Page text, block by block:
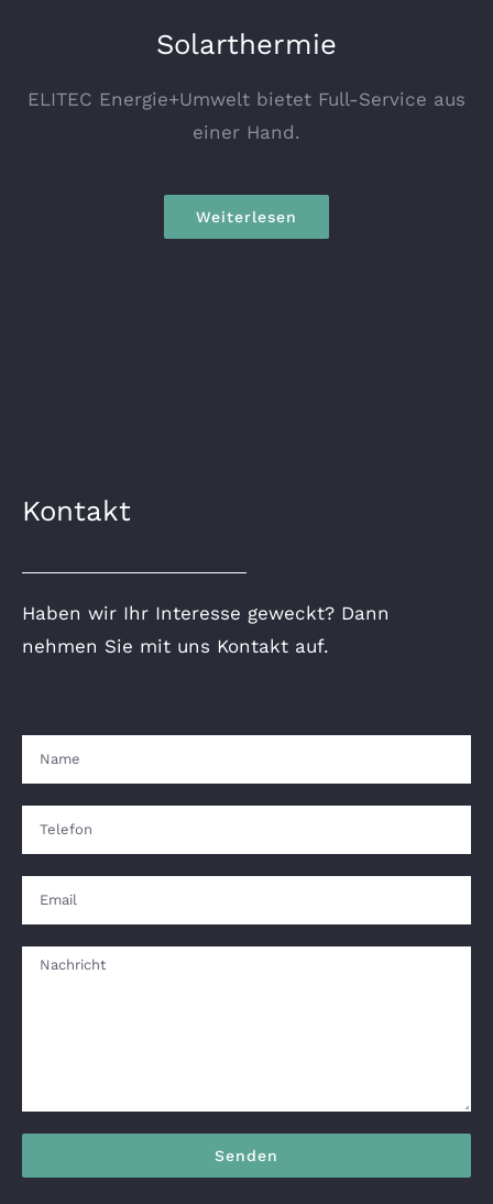
Solarthermie
ELITEC Energie+Umwelt bietet Full-Service aus
einer Hand.
Weiterlesen
Kontakt
Haben wir Ihr Interesse geweckt? Dann
nehmen Sie mit uns Kontakt auf.